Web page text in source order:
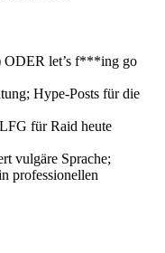
ODER let’s f***ing go
Hype-Posts für die
für Raid heute
vulgäre Sprache;
professionellen